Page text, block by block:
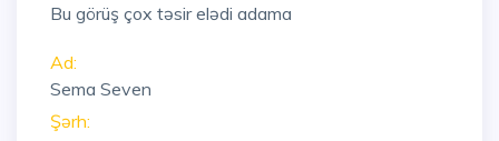
Bu görüş çox təsir elədi adama
Ad:
Sema Seven
Şərh: